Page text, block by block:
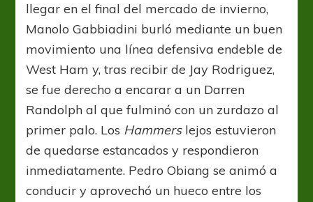
llegar en el final del mercado de invierno,
Manolo Gabbiadini burló mediante un buen
movimiento una línea defensiva endeble de
West Ham y, tras recibir de Jay Rodriguez,
se fue derecho a encarar a un Darren
Randolph al que fulminó con un zurdazo al
primer palo. Los Hammers lejos estuvieron
de quedarse estancados y respondieron
inmediatamente. Pedro Obiang se animó a
conducir y aprovechó un hueco entre los